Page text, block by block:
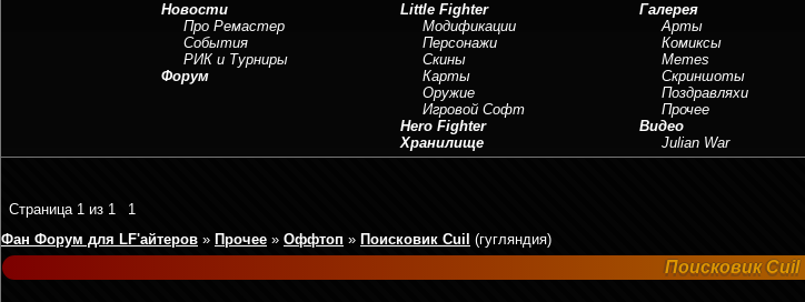
Новости
Про Ремастер
События
РИК и Турниры
Форум
Little Fighter
Модификации
Персонажи
Скины
Карты
Оружие
Игровой Софт
Hero Fighter
Хранилище
Галерея
Арты
Комиксы
Memes
Скриншоты
Поздравляхи
Прочее
Видео
Julian War
Страница 1 из 1
1
Фан Форум для LF'айтеров » Прочее » Оффтоп » Поисковик Cuil (гугляндия)
Поисковик Cuil